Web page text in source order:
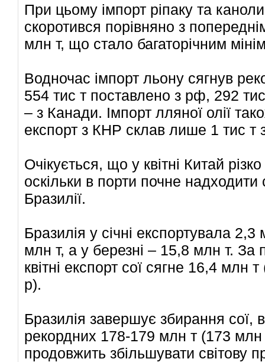
При цьому імпорт ріпаку та
скоротився порівняно з
млн т, що стало багаторічним
Водночас імпорт льону сягнув
554 тис т поставлено з рф, 292
– з Канади. Імпорт лляної олії
експорт з КНР склав лише 1 тис т
Очікується, що у квітні Китай
оскільки в порти почне
Бразилії.
Бразилія у січні експортувала
млн т, а у березні – 15,8 млн т. За
квітні експорт сої сягне 16,4 млн
р).
Бразилія завершує збирання сої,
рекордних 178-179 млн т (173
продовжить збільшувати світову